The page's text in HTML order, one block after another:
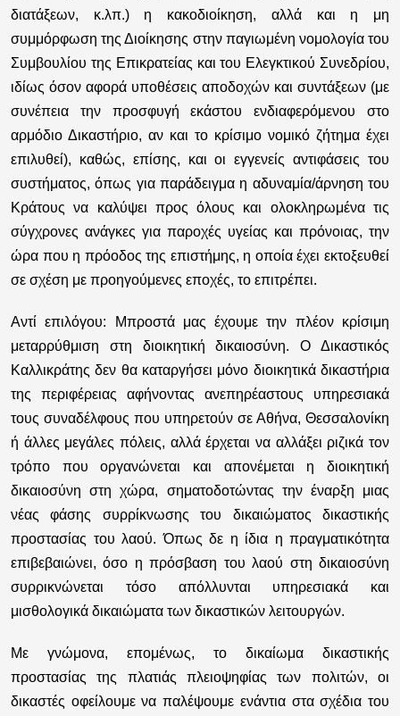
διατάξεων, κ.λπ.) η κακοδιοίκηση, αλλά και η μη
συμμόρφωση της Διοίκησης στην παγιωμένη νομολογία του
Συμβουλίου της Επικρατείας και του Ελεγκτικού Συνεδρίου,
ιδίως όσον αφορά υποθέσεις αποδοχών και συντάξεων (με
συνέπεια την προσφυγή εκάστου ενδιαφερόμενου στο
αρμόδιο Δικαστήριο, αν και το κρίσιμο νομικό ζήτημα έχει
επιλυθεί), καθώς, επίσης, και οι εγγενείς αντιφάσεις του
συστήματος, όπως για παράδειγμα η αδυναμία/άρνηση του
Κράτους να καλύψει προς όλους και ολοκληρωμένα τις
σύγχρονες ανάγκες για παροχές υγείας και πρόνοιας, την
ώρα που η πρόοδος της επιστήμης, η οποία έχει εκτοξευθεί
σε σχέση με προηγούμενες εποχές, το επιτρέπει.
Αντί επιλόγου: Μπροστά μας έχουμε την πλέον κρίσιμη
μεταρρύθμιση στη διοικητική δικαιοσύνη. Ο Δικαστικός
Καλλικράτης δεν θα καταργήσει μόνο διοικητικά δικαστήρια
της περιφέρειας αφήνοντας ανεπηρέαστους υπηρεσιακά
τους συναδέλφους που υπηρετούν σε Αθήνα, Θεσσαλονίκη
ή άλλες μεγάλες πόλεις, αλλά έρχεται να αλλάξει ριζικά τον
τρόπο που οργανώνεται και απονέμεται η διοικητική
δικαιοσύνη στη χώρα, σηματοδοτώντας την έναρξη μιας
νέας φάσης συρρίκνωσης του δικαιώματος δικαστικής
προστασίας του λαού. Όπως δε η ίδια η πραγματικότητα
επιβεβαιώνει, όσο η πρόσβαση του λαού στη δικαιοσύνη
συρρικνώνεται τόσο απόλλυνται υπηρεσιακά και
μισθολογικά δικαιώματα των δικαστικών λειτουργών.
Με γνώμονα, επομένως, το δικαίωμα δικαστικής
προστασίας της πλατιάς πλειοψηφίας των πολιτών, οι
δικαστές οφείλουμε να παλέψουμε ενάντια στα σχέδια του